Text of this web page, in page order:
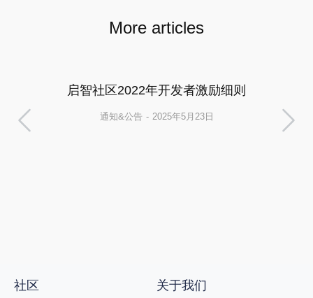
More articles
启智社区2022年开发者激励细则
通知&公告 2025年5月23日
社区 关于我们